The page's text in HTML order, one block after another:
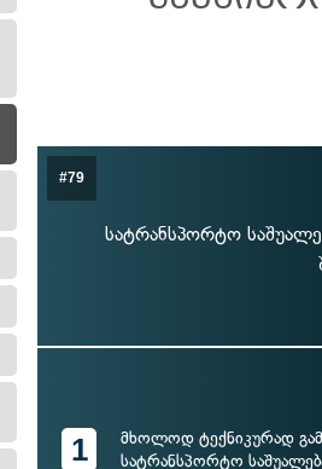
#79
სატრანსპორტო
1
მხოლოდ ტექნიკურად
სატრანსპორტო